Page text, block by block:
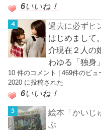
6いいね！
過去に必ずヒ
はじめまして
介現在２人の
わゆる「独身
10 件のコメント |469件のビュ
2020 に投稿された
6いいね！
絵本「かいじ
ぶ